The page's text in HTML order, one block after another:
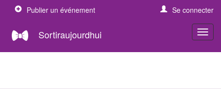
Publier un événement Se connecter
Sortiraujourdhui